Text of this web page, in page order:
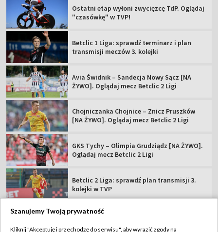
Ostatni etap wyłoni zwycięzcę TdP. Oglądaj
"czasówkę" w TVP!
Betclic 1 Liga: sprawdź terminarz i plan
transmisji meczów 3. kolejki
Avia Świdnik – Sandecja Nowy Sącz [NA
ŻYWO]. Oglądaj mecz Betclic 2 Ligi
Chojniczanka Chojnice – Znicz Pruszków
[NA ŻYWO]. Oglądaj mecz Betclic 2 Ligi
GKS Tychy – Olimpia Grudziądz [NA ŻYWO].
Oglądaj mecz Betclic 2 Ligi
Betclic 2 Liga: sprawdź plan transmisji 3.
kolejki w TVP
Szanujemy Twoją prywatność
Kliknij "Akceptuję i przechodzę do serwisu", aby wyrazić zgody na